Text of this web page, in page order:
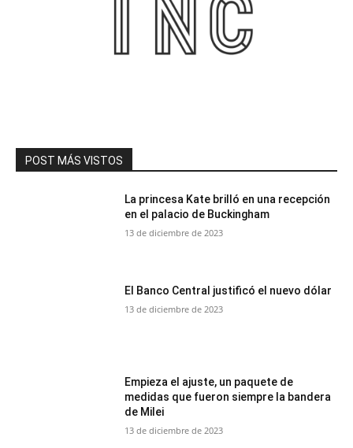
POST MÁS VISTOS
La princesa Kate brilló en una recepción
en el palacio de Buckingham
13 de diciembre de 2023
El Banco Central justificó el nuevo dólar
13 de diciembre de 2023
Empieza el ajuste, un paquete de
medidas que fueron siempre la bandera
de Milei
13 de diciembre de 2023